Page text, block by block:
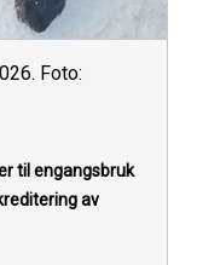
Foto:
til engangsbruk
av